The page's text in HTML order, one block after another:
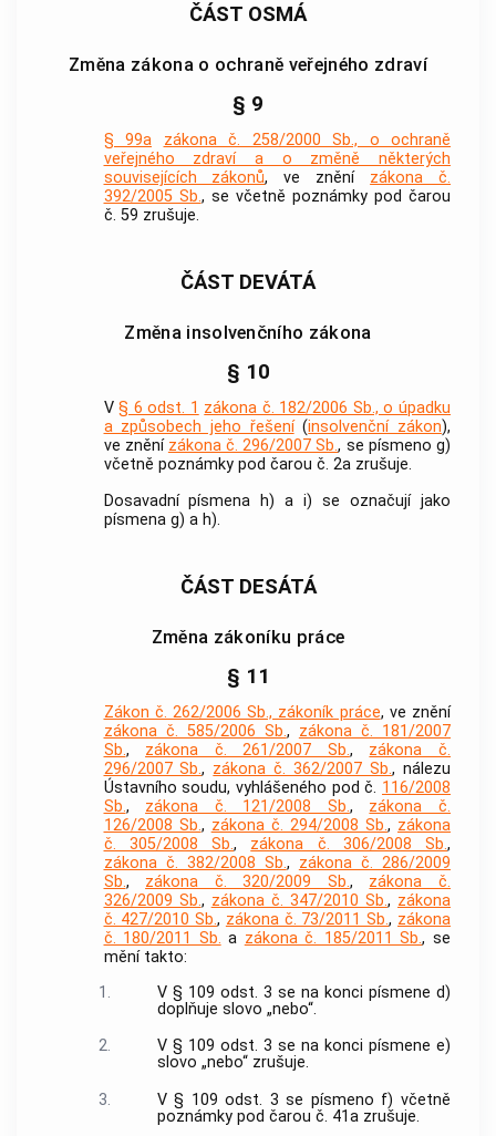
ČÁST OSMÁ
Změna zákona o ochraně veřejného zdraví
§ 9
§ 99a
zákona č. 258/2000 Sb., o ochraně
veřejného zdraví a o změně některých
souvisejících zákonů, ve znění zákona č.
392/2005 Sb., se včetně poznámky pod čarou
č. 59 zrušuje.
ČÁST DEVÁTÁ
Změna insolvenčního zákona
§ 10
V§ 6 odst. 1 zákona č. 182/2006 Sb., o úpadku
a způsobech jeho řešení(insolvenční zákon),
ve znění zákona č. 296/2007 Sb., se písmeno g)
včetně poznámky pod čarou č. 2a zrušuje.
Dosavadní písmena h) a i) se označují jako
písmena g) a h).
ČÁST DESÁTÁ
Změna zákoníku práce
§ 11
Zákon č. 262/2006 Sb., zákoník práce, ve znění
zákona č. 585/2006 Sb., zákona č. 181/2007
Sb., zákona č. 261/2007 Sb., zákona č.
296/2007 Sb., zákona č. 362/2007 Sb., nálezu
Ústavního soudu, vyhlášeného pod č. 116/2008
Sb., zákona č. 121/2008 Sb., zákona č.
126/2008 Sb., zákona č. 294/2008 Sb., zákona
č. 305/2008 Sb., zákona č. 306/2008 Sb.,
zákona č. 382/2008 Sb., zákona č. 286/2009
Sb., zákona č. 320/2009 Sb., zákona č.
326/2009 Sb., zákona č. 347/2010 Sb., zákona
č. 427/2010 Sb., zákona č. 73/2011 Sb., zákona
č. 180/2011 Sb. a zákona č. 185/2011 Sb., se
mění takto:
1.
V § 109 odst. 3 se na konci písmene d)
doplňuje slovo „nebo“.
2.
V § 109 odst. 3 se na konci písmene e)
slovo „nebo“ zrušuje.
3.
V § 109 odst. 3 se písmeno f) včetně
poznámky pod čarou č. 41a zrušuje.